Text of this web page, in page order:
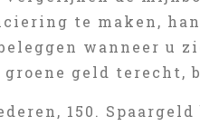
te maken,
wanneer u
geld terecht,
150. Spaargeld